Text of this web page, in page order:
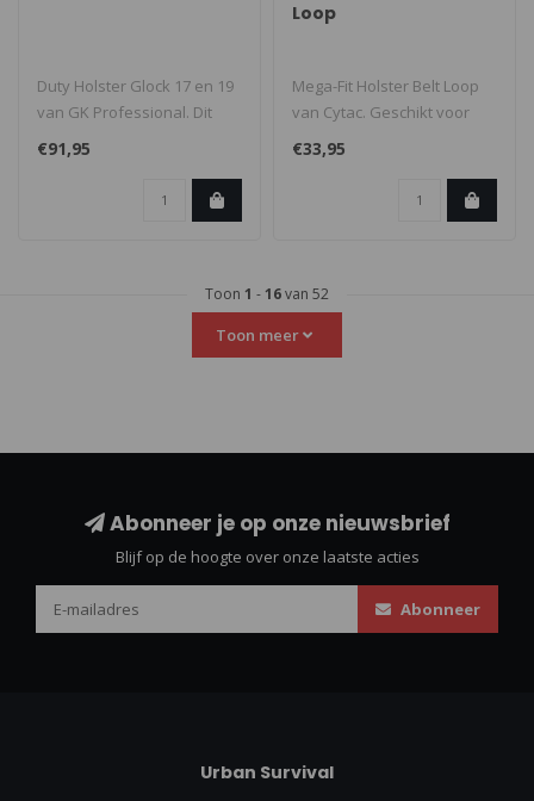
Duty Holster Glock 17 en 19
van GK Professional. Dit
holster met SLS
vergrendeli..
€91,95
Loop
Mega-Fit Holster Belt Loop
van Cytac. Geschikt voor
bijna 70 verschillende pisto..
€33,95
Toon 1 -16van 52
Toon meer
Abonneer je op onze nieuwsbrief
Blijf op de hoogte over onze laatste acties
Abonneer
Urban Survival